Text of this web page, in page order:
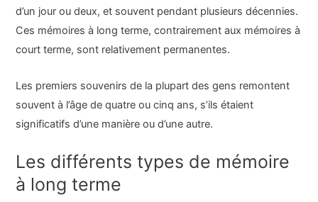
d’un jour ou deux, et souvent pendant plusieurs décennies.
Ces mémoires à long terme, contrairement aux mémoires à
court terme, sont relativement permanentes.
Les premiers souvenirs de la plupart des gens remontent
souvent à l’âge de quatre ou cinq ans, s’ils étaient
significatifs d’une manière ou d’une autre.
Les différents types de mémoire
à long terme